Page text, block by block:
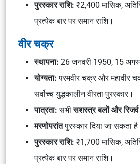
पुरस्कार राशि: ₹2,400 मासिक,
प्रत्येक बार पर समान राशि।
वीर चक्र
स्थापना: 26 जनवरी 1950, 15
योग्यता: परमवीर चक्र और महावीर
सर्वोच्च युद्धकालीन वीरता पुरस्कार।
पात्रता: सभीसशस्त्र बलों और रिजर्व
मरणोपरांतपुरस्कार दिया जा सकता
पुरस्कार राशि: ₹1,700 मासिक,
प्रत्येक बार पर समान राशि।